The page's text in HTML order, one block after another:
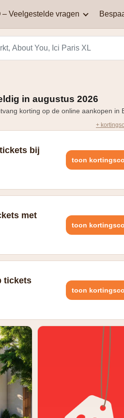
Aqualibi
Vanden Borre
– Veelgestelde vragen
Waarom werkt mijn
kortingscode niet?
kortingen en
in augustus 2026
korting op de online aankopen in
+
bij
toon
met
toon
tickets
toon